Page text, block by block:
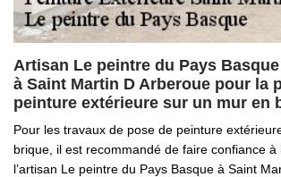
Artisan Le peintre du Pays
à Saint Martin D Arberoue pour la
peinture extérieure sur un mur en
Pour les travaux de pose de peinture
brique, il est recommandé de faire confiance
l’artisan Le peintre du Pays Basque à Saint